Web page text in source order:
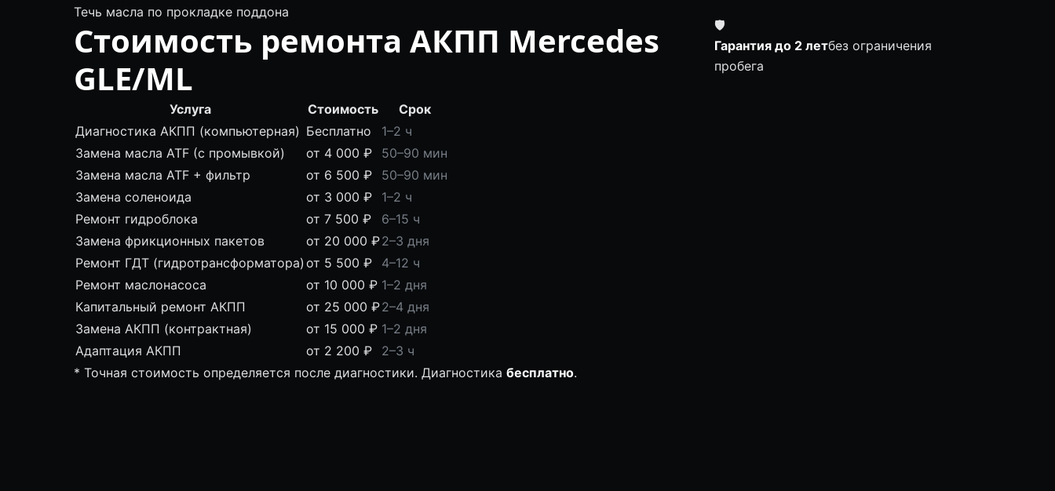
Течь масла по прокладке поддона
Стоимость ремонта АКПП Mercedes
GLE/ML
Услуга Стоимость
Срок
Диагностика АКПП (компьютерная) Бесплатно
1–2 ч
Замена масла ATF (с промывкой)
от 4 000 ₽
50–90 мин
Замена масла ATF + фильтр
от 6 500 ₽
50–90 мин
Замена соленоида
от 3 000 ₽
1–2 ч
Ремонт гидроблока
от 7 500 ₽
6–15 ч
Замена фрикционных пакетов
от 20 000 ₽2–3 дня
Ремонт ГДТ (гидротрансформатора) от 5 500 ₽
4–12 ч
Ремонт маслонасоса
от 10 000 ₽ 1–2 дня
Капитальный ремонт АКПП
от 25 000 ₽2–4 дня
Замена АКПП (контрактная)
от 15 000 ₽ 1–2 дня
Адаптация АКПП
от 2 200 ₽
2–3 ч
* Точная стоимость определяется после диагностики. Диагностика бесплатно.
🛡
Гарантия до 2 летбез ограничения
пробега